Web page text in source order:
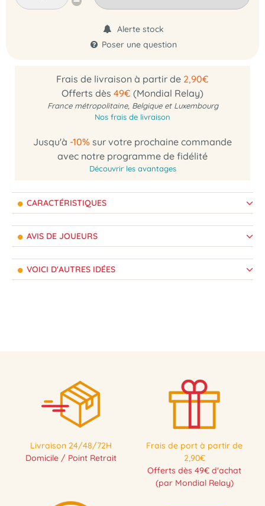
Alerte stock
Poser une question
Frais de livraison à partir de 2,90€
Offerts dès 49€ (Mondial Relay)
France métropolitaine, Belgique et Luxembourg
Nos frais de livraison
Jusqu'à -10% sur votre prochaine commande
avec notre programme de fidélité
Découvrir les avantages
CARACTÉRISTIQUES
AVIS DE JOUEURS
VOICI D'AUTRES IDÉES
Livraison 24/48/72H
Domicile / Point Retrait
Frais de port à partir de
2,90€
Offerts dès 49€ d'achat
(par Mondial Relay)